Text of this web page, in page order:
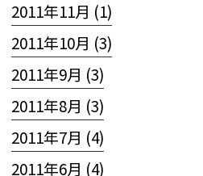
2011年11月 (1)
2011年10月 (3)
2011年9月 (3)
2011年8月 (3)
2011年7月 (4)
2011年6月 (4)